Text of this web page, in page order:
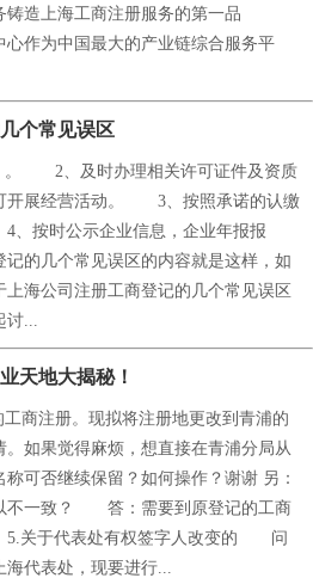
造上海工商注册服务的第一品
作为中国最大的产业链综合服务平
个常见误区
。 2、及时办理相关许可证件及资质
开展经营活动。 3、按照承诺的认缴
按时公示企业信息，企业年报报
几个常见误区的内容就是这样，如
海公司注册工商登记的几个常见误区
...
天地大揭秘！
工商注册。现拟将注册地更改到青浦的
如果觉得麻烦，想直接在青浦分局从
可否继续保留？如何操作？谢谢 另：
不一致？ 答：需要到原登记的工商
关于代表处有权签字人改变的 问
代表处，现要进行...